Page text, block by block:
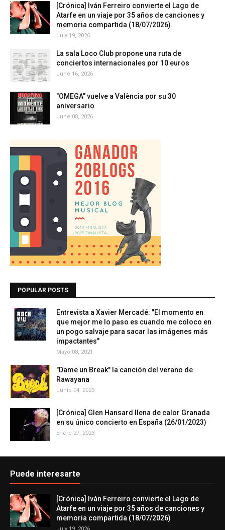
[Crónica] Iván Ferreiro convierte el Lago de
Atarfe en un viaje por 35 años de canciones y
memoria compartida (18/07/2026)
July 19, 2026
La sala Loco Club propone una ruta de
conciertos internacionales por 10 euros
June 16, 2026
"OMEGA" vuelve a València por su 30
aniversario
June 08, 2026
POPULAR POSTS
Entrevista a Xavier Mercadé: "El momento en
que mejor me lo paso es cuando me coloco en
un pogo salvaje para sacar las imágenes más
impactantes"
Mayo 08, 2021
"Dame un Break" la canción del verano de
Rawayana
Junio 04, 2023
[Crónica] Glen Hansard llena de calor Granada
en su único concierto en España (26/01/2023)
Enero 27, 2023
Puede interesarte
[Crónica] Iván Ferreiro convierte el Lago de
Atarfe en un viaje por 35 años de canciones y
memoria compartida (18/07/2026)